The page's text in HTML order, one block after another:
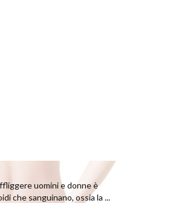
uomini e donne è
che sanguinano, ossia la ...